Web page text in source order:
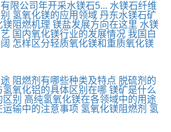
限公司年开采水镁石5... 水镁石纤维
氢氧化镁的应用领域 丹东水镁石矿
镁阻燃机理 镁盐发展方向在这里 水镁
国内氧化镁行业的发展情况 我国白
怎样区分轻质氧化镁和重质氧化镁
阻燃剂有哪些种类及特点 脱硫剂的
氢氧化铝的具体区别在哪 镁矿是什么
别 高纯氢氧化镁在各领域中的用途
运输中的注意事项 氢氧化镁阻燃剂 氢